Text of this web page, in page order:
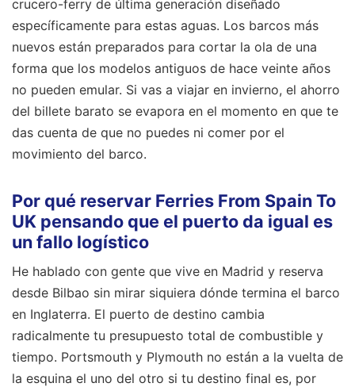
crucero-ferry de última generación diseñado
específicamente para estas aguas. Los barcos más
nuevos están preparados para cortar la ola de una
forma que los modelos antiguos de hace veinte años
no pueden emular. Si vas a viajar en invierno, el ahorro
del billete barato se evapora en el momento en que te
das cuenta de que no puedes ni comer por el
movimiento del barco.
Por qué reservar Ferries From Spain To
UK pensando que el puerto da igual es
un fallo logístico
He hablado con gente que vive en Madrid y reserva
desde Bilbao sin mirar siquiera dónde termina el barco
en Inglaterra. El puerto de destino cambia
radicalmente tu presupuesto total de combustible y
tiempo. Portsmouth y Plymouth no están a la vuelta de
la esquina el uno del otro si tu destino final es, por